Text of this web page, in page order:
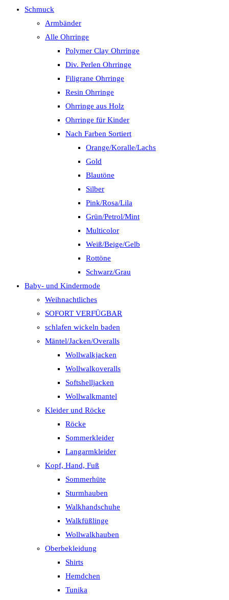
Schmuck
Armbänder
Alle Ohrringe
Polymer Clay Ohrringe
Div. Perlen Ohrringe
Filigrane Ohrringe
Resin Ohrringe
Ohrringe aus Holz
Ohrringe für Kinder
Nach Farben Sortiert
Orange/Koralle/Lachs
Gold
Blautöne
Silber
Pink/Rosa/Lila
Grün/Petrol/Mint
Multicolor
Weiß/Beige/Gelb
Rottöne
Schwarz/Grau
Baby- und Kindermode
Weihnachtliches
SOFORT VERFÜGBAR
schlafen wickeln baden
Mäntel/Jacken/Overalls
Wollwalkjacken
Wollwalkoveralls
Softshelljacken
Wollwalkmantel
Kleider und Röcke
Röcke
Sommerkleider
Langarmkleider
Kopf, Hand, Fuß
Sommerhüte
Sturmhauben
Walkhandschuhe
Walkfüßlinge
Wollwalkhauben
Oberbekleidung
Shirts
Hemdchen
Tunika